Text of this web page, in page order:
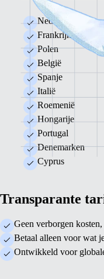
Nederland
Frankrijk
Polen
België
Spanje
Italië
Roemenië
Hongarije
Portugal
Denemarken
Cyprus
Transparante
Geen verborgen
Betaal alleen voor wat
Ontwikkeld voor